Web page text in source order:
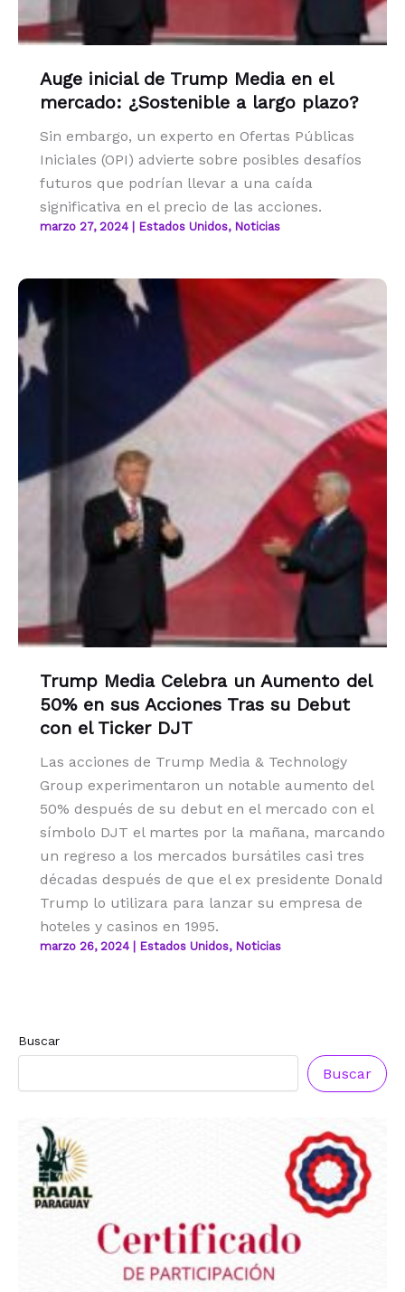
Auge inicial de Trump Media en el
mercado: ¿Sostenible a largo plazo?
Sin embargo, un experto en Ofertas Públicas
Iniciales (OPI) advierte sobre posibles desafíos
futuros que podrían llevar a una caída
significativa en el precio de las acciones.
marzo 27, 2024 Estados Unidos, Noticias
Trump Media Celebra un Aumento del
50% en sus Acciones Tras su Debut
con el Ticker DJT
Las acciones de Trump Media & Technology
Group experimentaron un notable aumento del
50% después de su debut en el mercado con el
símbolo DJT el martes por la mañana, marcando
un regreso a los mercados bursátiles casi tres
décadas después de que el ex presidente Donald
Trump lo utilizara para lanzar su empresa de
hoteles y casinos en 1995.
marzo 26, 2024 Estados Unidos, Noticias
Buscar
Buscar